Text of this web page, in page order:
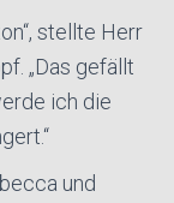
stellte Herr
„Das gefällt
ich die
und